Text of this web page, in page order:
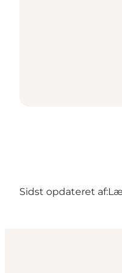
Sidst opdateret af: